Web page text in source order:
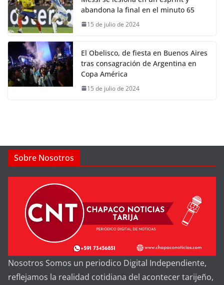
abandona la final en el minuto 65
15 de julio de 2024
El Obelisco, de fiesta en Buenos Aires
tras consagración de Argentina en
Copa América
15 de julio de 2024
Sobre Nosotros
Nosotros Somos un periodico Digital Independiente,
reflejamos la realidad cotidiana del acontecer tarijeño,